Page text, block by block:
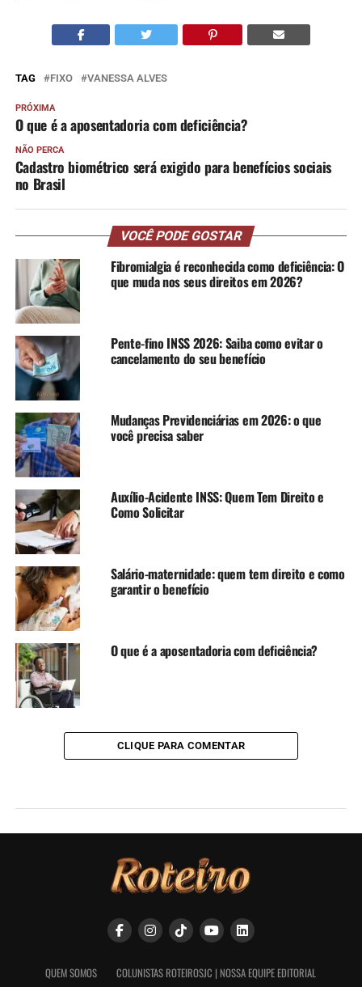
TAG FIXO VANESSA ALVES
PRÓXIMA
O que é a aposentadoria com deficiência?
NÃO PERCA
Cadastro biométrico será exigido para benefícios sociais
no Brasil
VOCÊ PODE GOSTAR
Fibromialgia é reconhecida como deficiência: O
que muda nos seus direitos em 2026?
Pente-fino INSS 2026: Saiba como evitar o
cancelamento do seu benefício
Mudanças Previdenciárias em 2026: o que
você precisa saber
Auxílio-Acidente INSS: Quem Tem Direito e
Como Solicitar
Salário-maternidade: quem tem direito e como
garantir o benefício
O que é a aposentadoria com deficiência?
CLIQUE PARA COMENTAR
QUEM SOMOS
COLUNISTAS ROTEIROSJC | NOSSA EQUIPE EDITORIAL